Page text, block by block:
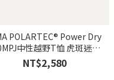
POLARTEC® Power Dry
中性越野T恤 虎斑迷彩:
黑綠
NT$2,580